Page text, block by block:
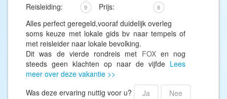
Reisleiding: 9 Prijs: 8
Alles perfect geregeld,vooraf duidelijk overleg
soms keuze met lokale gids bv naar tempels of
met reisleider naar lokale bevolking.
Dit was de vierde rondreis met FOXen nog
steeds geen klachten op naar de vijfde Lees
meer over deze vakantie >>
Was deze ervaring nuttig voor u?
Ja Nee